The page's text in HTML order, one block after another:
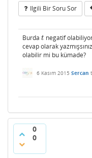
Ilgili Bir Soru Sor
Burda t
t negatif
cevap olarak
olabilir mi bu kümade?
6 Kasım 2015 Sercan
0
0